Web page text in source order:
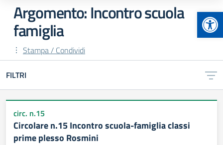
Argomento: Incontro scuola
famiglia
Stampa / Condividi
FILTRI
circ. n.15
Circolare n.15 Incontro scuola-famiglia classi
prime plesso Rosmini